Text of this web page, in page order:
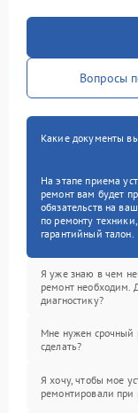
Вопросы
Какие документы
На этапе приема
ремонт вам будет
обязательств на
по ремонту
гарантийный талон.
Я уже знаю в чем
ремонт необходим.
диагностику?
Мне нужен срочный
сделать?
Я хочу, чтобы мое
ремонтировали при